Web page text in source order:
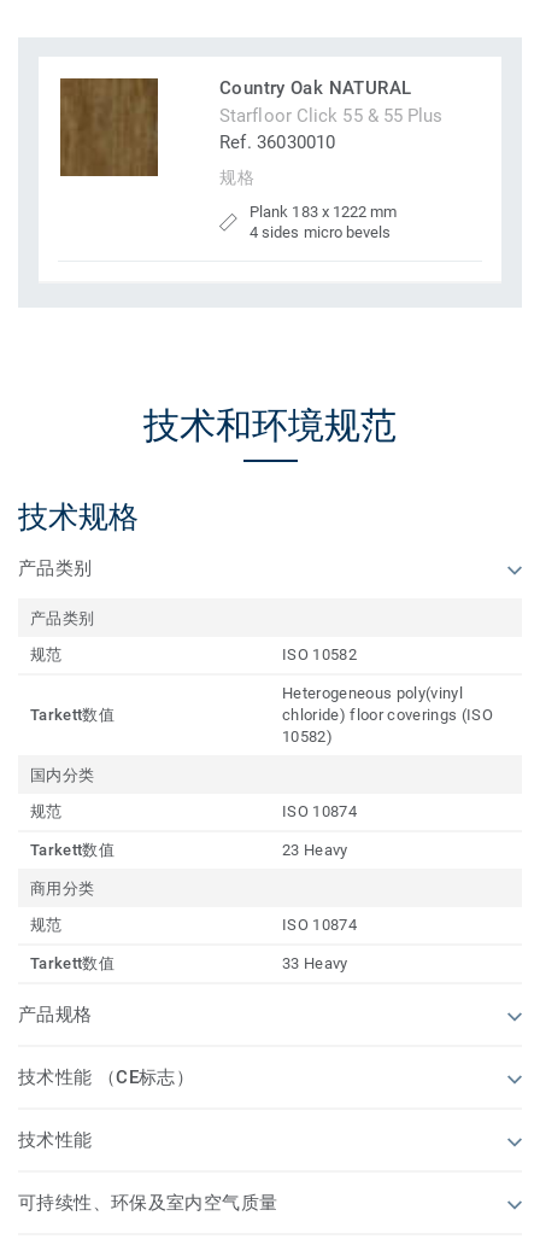
Country Oak NATURAL
Starfloor Click 55 & 55 Plus
Ref. 36030010
规格
Plank 183 x 1222 mm
4 sides micro bevels
技术和环境规范
技术规格
产品类别
产品类别
规范
ISO 10582
Tarkett数值
Heterogeneous poly(vinyl
chloride) floor coverings (ISO
10582)
国内分类
规范
ISO 10874
Tarkett数值 23 Heavy
商用分类
规范
ISO 10874
Tarkett数值 33 Heavy
产品规格
技术性能 （CE标志）
技术性能
可持续性、环保及室内空气质量